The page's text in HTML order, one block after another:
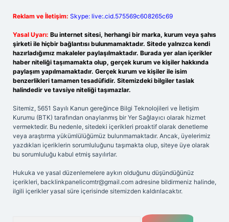
Reklam ve İletişim: Skype: live:.cid.575569c608265c69
Yasal Uyarı: Bu internet sitesi, herhangi bir marka, kurum veya şahıs
şirketi ile hiçbir bağlantısı bulunmamaktadır. Sitede yalnızca kendi
hazırladığımız makaleler paylaşılmaktadır. Burada yer alan içerikler
haber niteliği taşımamakta olup, gerçek kurum ve kişiler hakkında
paylaşım yapılmamaktadır. Gerçek kurum ve kişiler ile isim
benzerlikleri tamamen tesadüfidir. Sitemizdeki bilgiler taslak
halindedir ve tavsiye niteliği taşımazlar.
Sitemiz, 5651 Sayılı Kanun gereğince Bilgi Teknolojileri ve İletişim
Kurumu (BTK) tarafından onaylanmış bir Yer Sağlayıcı olarak hizmet
vermektedir. Bu nedenle, sitedeki içerikleri proaktif olarak denetleme
veya araştırma yükümlülüğümüz bulunmamaktadır. Ancak, üyelerimiz
yazdıkları içeriklerin sorumluluğunu taşımakta olup, siteye üye olarak
bu sorumluluğu kabul etmiş sayılırlar.
Hukuka ve yasal düzenlemelere aykırı olduğunu düşündüğünüz
içerikleri, backlinkpanelicomtr@gmail.com adresine bildirmeniz halinde,
ilgili içerikler yasal süre içerisinde sitemizden kaldırılacaktır.